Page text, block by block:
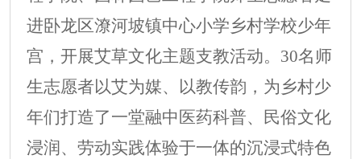
进卧龙区潦河坡镇中心小学乡村学校少年
宫，开展艾草文化主题支教活动。 30名师
生志愿者以艾为媒、以教传韵，为乡村少
年们打造了一堂融中医药科普、民俗文化
浸润、劳动实践体验于一体的沉浸式特色